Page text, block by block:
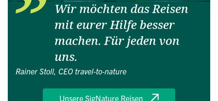
Wir möchten das Reisen
mit eurer Hilfe besser
machen. Für jeden von
uns.
Rainer Stoll, CEO travel-to-nature
Unsere SigNature Reisen